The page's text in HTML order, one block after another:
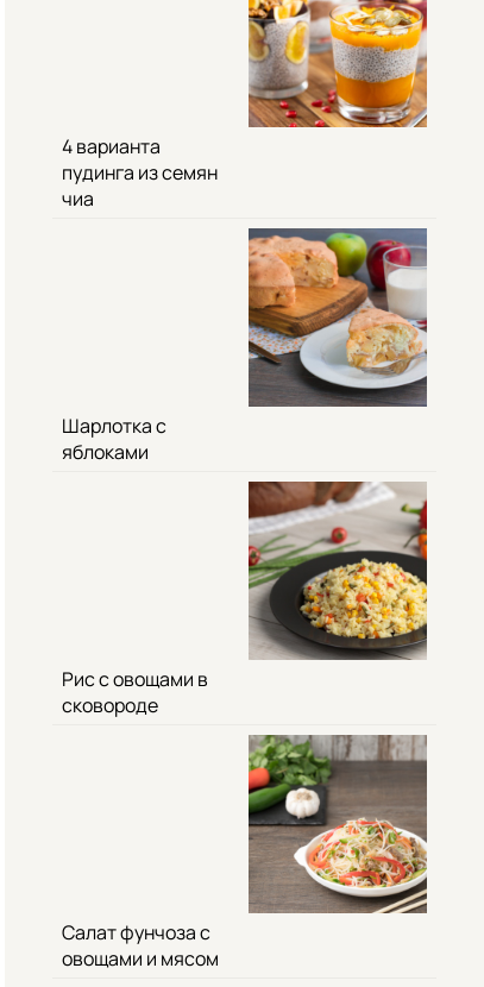
4 варианта
пудинга из семян
чиа
Шарлотка с
яблоками
Рис с овощами в
сковороде
Салат фунчоза с
овощами и мясом